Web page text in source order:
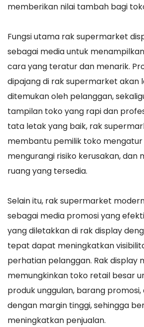
memberikan nilai tambah bagi
Fungsi utama rak supermarket
sebagai media untuk
cara yang teratur dan menarik.
dipajang di rak supermarket akan
ditemukan oleh pelanggan,
tampilan toko yang rapi dan
tata letak yang baik, rak
membantu pemilik toko
mengurangi risiko kerusakan, dan
ruang yang tersedia.
Selain itu, rak supermarket
sebagai media promosi yang
yang diletakkan di rak display
tepat dapat meningkatkan
perhatian pelanggan. Rak display
memungkinkan toko retail besar
produk unggulan, barang
dengan margin tinggi, sehingga
meningkatkan penjualan.